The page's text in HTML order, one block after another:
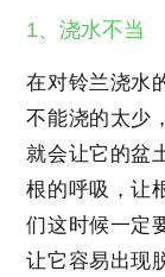
1、浇水不当
在对铃兰浇水
不能浇的太少
就会让它的盆
根的呼吸，让
们这时候一定
让它容易出现